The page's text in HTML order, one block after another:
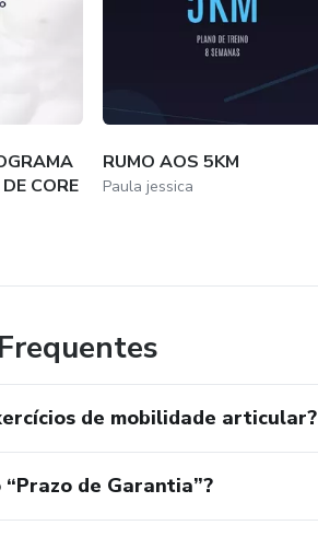
CORE
RUMO AOS 5KM
Paula jessica
de mobilidade articular?
de Garantia”?